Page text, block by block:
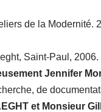
de la Modernité.
Saint-Paul,
Jennifer
de
et Monsieur